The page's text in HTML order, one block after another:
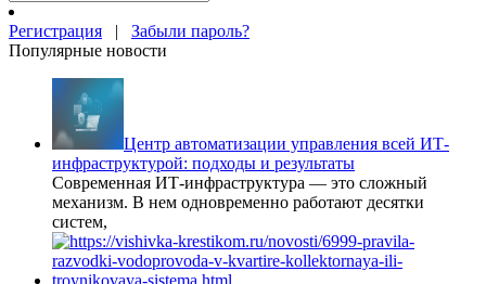
Регистрация | Забыли пароль?
Популярные новости
Центр автоматизации управления всей ИТ-
инфраструктурой: подходы и результаты
Современная ИТ-инфраструктура — это сложный
механизм. В нем одновременно работают десятки
систем,